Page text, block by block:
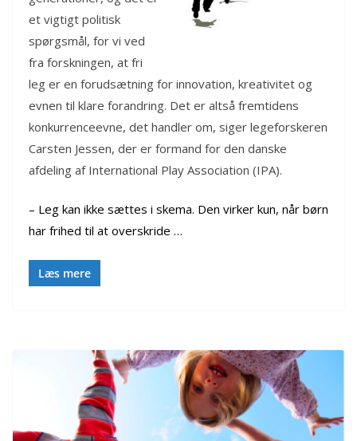
et vigtigt politisk
spørgsmål, for vi ved
fra forskningen, at fri
leg er en forudsætning for innovation, kreativitet og
evnen til klare forandring. Det er altså fremtidens
konkurrenceevne, det handler om, siger legeforskeren
Carsten Jessen, der er formand for den danske
afdeling af International Play Association (IPA).
– Leg kan ikke sættes i skema. Den virker kun, når børn
har frihed til at overskride …
Læs mere